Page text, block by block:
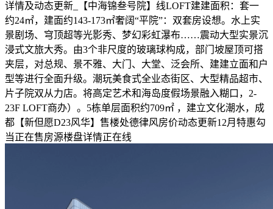
详情及动态更新_【中海锦叁号院】线LOFT建建面积：套一
约24㎡，建面约143-173㎡奢阔“平院”：双套房设想。水上实
景剧场、穹顶超等光影秀、梦幻彩虹瀑布……震动大型实景沉
浸式文旅大秀。由3个非尺度的玻璃球构成，部门坡屋顶可搭
夹层，对总规、景不雅、大门、大堂、泛会所、建建立面和户
型等进行全面升级。潮玩美食式全业态街区、大型精品超市、
片子院双从力店。将高定艺术和海岛度假场景融入糊口，2-
23F LOFT商办）。5栋单层面积约709㎡ ，建立文化潮水，成
都【新但愿D23风华】售楼处德律风房价动态更新12月特惠勾
当正在售房源楼盘详情正在线